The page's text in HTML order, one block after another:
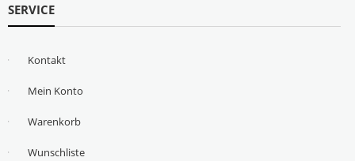
SERVICE
Kontakt
Mein Konto
Warenkorb
Wunschliste